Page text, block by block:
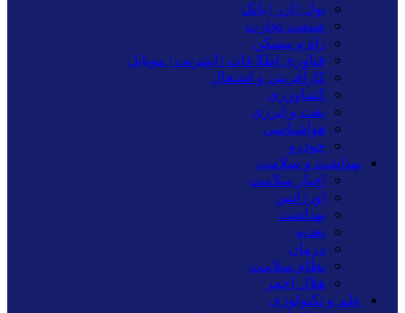
پول | ارز | بانک
صنعت تجارت
راه و مسکن
فناوری اطلاعات | اینترنت | موبایل
کارآفرینی و اشتغال
کشاورزی
نفت و انرژی
هواشناسی
خودرو
بهداشت و سلامت
اخبار سلامت
اورژانس
بهداشت
تغدیه
درمان
نظام سلامت
هلال احمر
علم و تکنولوژی